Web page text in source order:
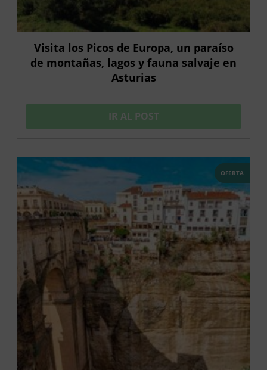
Visita los Picos de Europa, un paraíso
de montañas, lagos y fauna salvaje en
Asturias
IR AL POST
OFERTA